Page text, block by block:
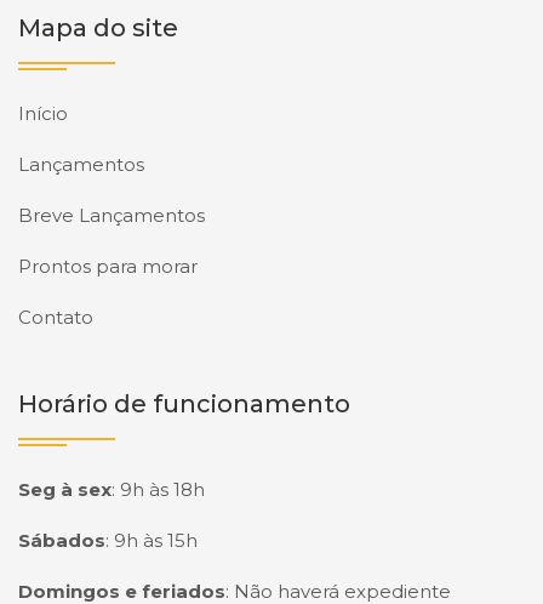
Mapa do site
Início
Lançamentos
Breve Lançamentos
Prontos para morar
Contato
Horário de funcionamento
Seg à sex: 9h às 18h
Sábados: 9h às 15h
Domingos e feriados: Não haverá expediente